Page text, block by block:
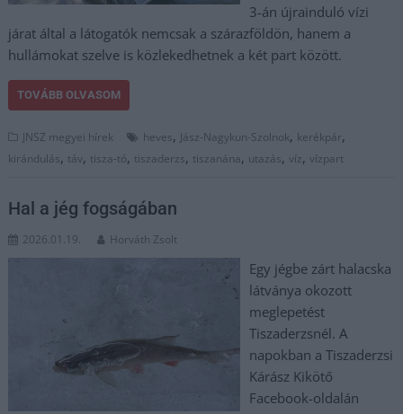
3-án újrainduló vízi
járat által a látogatók nemcsak a szárazföldön, hanem a
hullámokat szelve is közlekedhetnek a két part között.
TOVÁBB OLVASOM
JNSZ megyei hírek heves, Jász-Nagykun-Szolnok, kerékpár,
kirándulás, táv, tisza-tó, tiszaderzs, tiszanána, utazás,víz,vízpart
Hal a jég fogságában
2026.01.19. Horváth Zsolt
Egy jégbe zárt halacska
látványa okozott
meglepetést
Tiszaderzsnél. A
napokban a Tiszaderzsi
Kárász Kikötő
Facebook-oldalán